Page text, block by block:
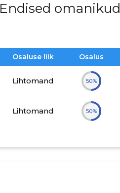
Endised omanikud
Osaluse liik Osalus
Lihtomand 50%
Lihtomand 50%